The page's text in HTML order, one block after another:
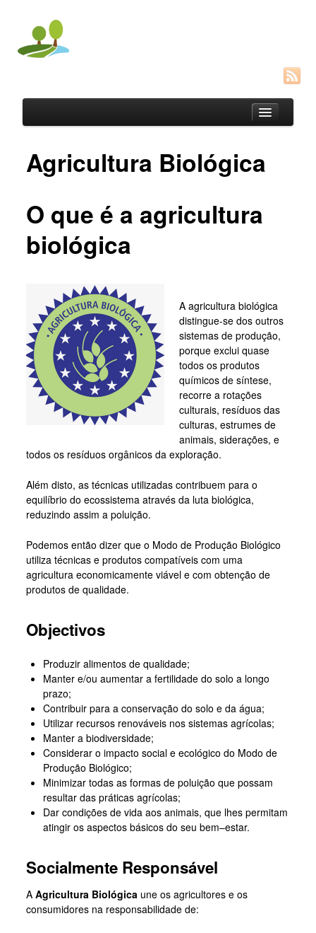
Permacultura
Vermicompostagem
Links Úteis
Agricultura Biológica
O que é a agricultura
biológica
A agricultura biológica
distingue-se dos outros
sistemas de produção,
porque exclui quase
todos os produtos
químicos de síntese,
recorre a rotações
culturais, resíduos das
culturas, estrumes de
animais, siderações, e
todos os resíduos orgânicos da exploração.
Além disto, as técnicas utilizadas contribuem para o
equilíbrio do ecossistema através da luta biológica,
reduzindo assim a poluição.
Podemos então dizer que o Modo de Produção Biológico
utiliza técnicas e produtos compatíveis com uma
agricultura economicamente viável e com obtenção de
produtos de qualidade.
Objectivos
Produzir alimentos de qualidade;
Manter e/ou aumentar a fertilidade do solo a longo
prazo;
Contribuir para a conservação do solo e da água;
Utilizar recursos renováveis nos sistemas agrícolas;
Manter a biodiversidade;
Considerar o impacto social e ecológico do Modo de
Produção Biológico;
Minimizar todas as formas de poluição que possam
resultar das práticas agrícolas;
Dar condições de vida aos animais, que lhes permitam
atingir os aspectos básicos do seu bem–estar.
Socialmente Responsável
A Agricultura Biológicaune os agricultores e os
consumidores na responsabilidade de: